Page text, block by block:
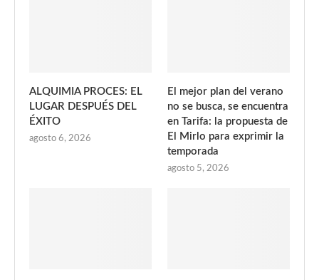
ALQUIMIA PROCES: EL
LUGAR DESPUÉS DEL
ÉXITO
agosto 6, 2026
El mejor plan del verano
no se busca, se encuentra
en Tarifa: la propuesta de
El Mirlo para exprimir la
temporada
agosto 5, 2026